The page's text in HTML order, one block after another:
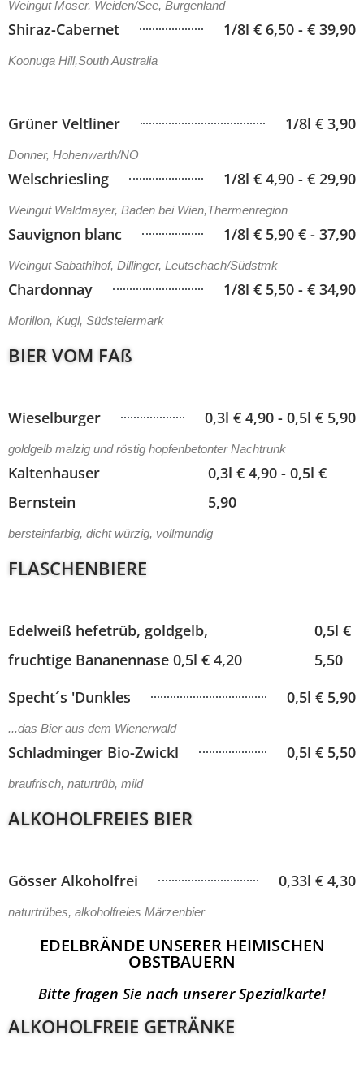
Weingut Moser, Weiden/See, Burgenland
Shiraz-Cabernet 1/8l € 6,50 - € 39,90
Koonuga Hill,South Australia
Grüner Veltliner 1/8l € 3,90
Donner, Hohenwarth/NÖ
Welschriesling 1/8l € 4,90 - € 29,90
Weingut Waldmayer, Baden bei Wien,Thermenregion
Sauvignon blanc 1/8l € 5,90 € - 37,90
Weingut Sabathihof, Dillinger, Leutschach/Südstmk
Chardonnay 1/8l € 5,50 - € 34,90
Morillon, Kugl, Südsteiermark
BIER VOM FAß
Wieselburger 0,3l € 4,90 - 0,5l € 5,90
goldgelb malzig und röstig hopfenbetonter Nachtrunk
Kaltenhauser
Bernstein
0,3l € 4,90 - 0,5l €
5,90
bersteinfarbig, dicht würzig, vollmundig
FLASCHENBIERE
Edelweiß hefetrüb, goldgelb,
fruchtige Bananennase 0,5l € 4,20
0,5l €
5,50
Specht´s 'Dunkles
0,5l € 5,90
...das Bier aus dem Wienerwald
Schladminger Bio-Zwickl 0,5l € 5,50
braufrisch, naturtrüb, mild
ALKOHOLFREIES BIER
Gösser Alkoholfrei 0,33l € 4,30
naturtrübes, alkoholfreies Märzenbier
EDELBRÄNDE UNSERER HEIMISCHEN
OBSTBAUERN
Bitte fragen Sie nach unserer Spezialkarte!
ALKOHOLFREIE GETRÄNKE